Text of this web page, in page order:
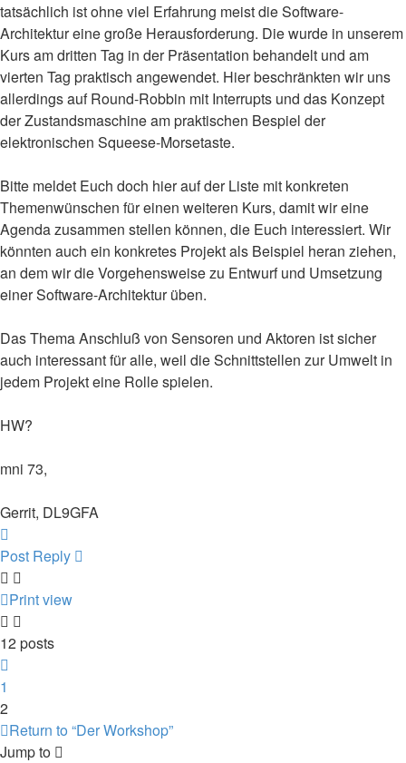
tatsächlich ist ohne viel Erfahrung meist die Software-
Architektur eine große Herausforderung. Die wurde in unserem
Kurs am dritten Tag in der Präsentation behandelt und am
vierten Tag praktisch angewendet. Hier beschränkten wir uns
allerdings auf Round-Robbin mit Interrupts und das Konzept
der Zustandsmaschine am praktischen Bespiel der
elektronischen Squeese-Morsetaste.
Bitte meldet Euch doch hier auf der Liste mit konkreten
Themenwünschen für einen weiteren Kurs, damit wir eine
Agenda zusammen stellen können, die Euch interessiert. Wir
könnten auch ein konkretes Projekt als Beispiel heran ziehen,
an dem wir die Vorgehensweise zu Entwurf und Umsetzung
einer Software-Architektur üben.
Das Thema Anschluß von Sensoren und Aktoren ist sicher
auch interessant für alle, weil die Schnittstellen zur Umwelt in
jedem Projekt eine Rolle spielen.
HW?
mni 73,
Gerrit, DL9GFA
Post Reply
Print view
12 posts
1
2
Return to “Der Workshop”
Jump to